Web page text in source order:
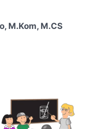
M.Kom, M.CS